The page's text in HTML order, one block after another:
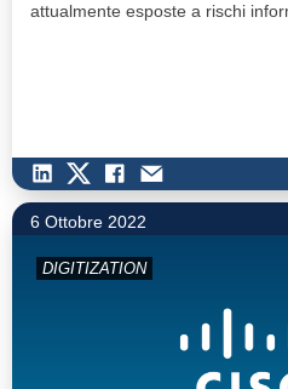
attualmente esposte a rischi
6 Ottobre 2022
DIGITIZATION